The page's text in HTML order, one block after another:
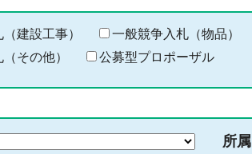
る
キ
ー
ー
入
建設工事） 一般競争入札（物品）
その他）
公募型プロポーザル
所属